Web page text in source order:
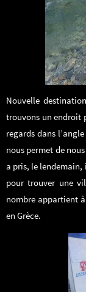
Nouvelle
trouvons un endroit
regards dans
nous permet de
a pris, le lendemain,
pour trouver une
nombre appartient
en Grèce.